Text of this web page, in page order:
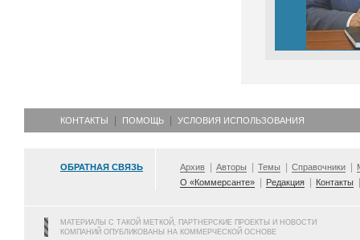
КОНТАКТЫ ПОМОЩЬ УСЛОВИЯ ИСПОЛЬЗОВАНИЯ
ОБРАТНАЯ СВЯЗЬ Архив Авторы Темы Справочники
О «Коммерсанте»
Редакция Контакты
МАТЕРИАЛЫ С ТАКОЙ МЕТКОЙ, ПАРТНЕРСКИЕ ПРОЕКТЫ И НОВОСТИ
КОМПАНИЙ ОПУБЛИКОВАНЫ НА КОММЕРЧЕСКОЙ ОСНОВЕ